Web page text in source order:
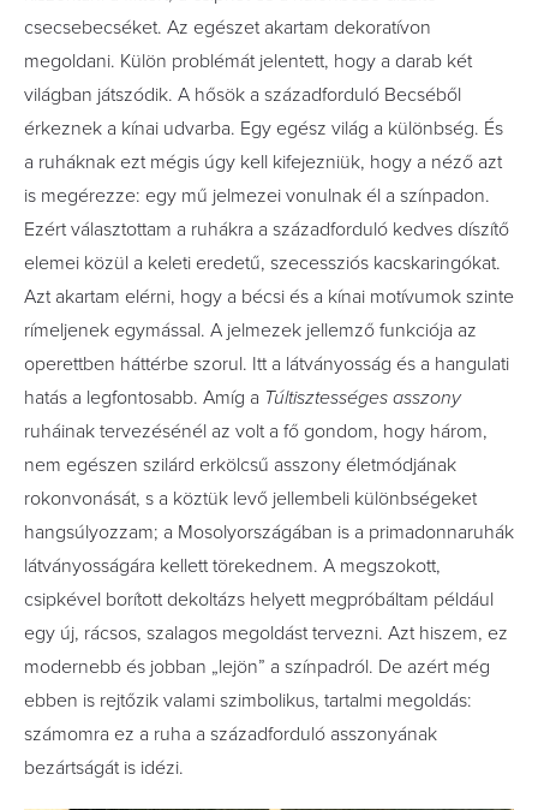
csecsebecséket. Az egészet akartam dekoratívon
megoldani. Külön problémát jelentett, hogy a darab két
világban játszódik. A hősök a századforduló Becséből
érkeznek a kínai udvarba. Egy egész világ a különbség. És
a ruháknak ezt mégis úgy kell kifejezniük, hogy a néző azt
is megérezze: egy mű jelmezei vonulnak él a színpadon.
Ezért választottam a ruhákra a századforduló kedves díszítő
elemei közül a keleti eredetű, szecessziós kacskaringókat.
Azt akartam elérni, hogy a bécsi és a kínai motívumok szinte
rímeljenek egymással. A jelmezek jellemző funkciója az
operettben háttérbe szorul. Itt a látványosság és a hangulati
hatás a legfontosabb. Amíg a Túltisztességes asszony
ruháinak tervezésénél az volt a fő gondom, hogy három,
nem egészen szilárd erkölcsű asszony életmódjának
rokonvonását, s a köztük levő jellembeli különbségeket
hangsúlyozzam; a Mosolyországában is a primadonnaruhák
látványosságára kellett törekednem. A megszokott,
csipkével borított dekoltázs helyett megpróbáltam például
egy új, rácsos, szalagos megoldást tervezni. Azt hiszem, ez
modernebb és jobban „lejön” a színpadról. De azért még
ebben is rejtőzik valami szimbolikus, tartalmi megoldás:
számomra ez a ruha a századforduló asszonyának
bezártságát is idézi.